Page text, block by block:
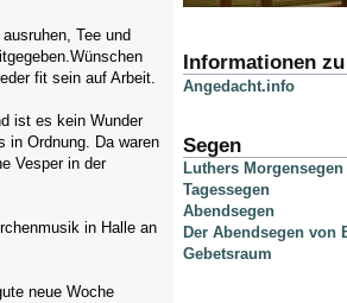
Tee und
fit sein auf Arbeit.
ist es kein Wunder
in Ordnung. Da waren
Vesper in der
in Halle an
neue Woche
Informationen
Angedacht.info
Segen
Luthers Morgensegen
Tagessegen
Abendsegen
Der Abendsegen von
Gebetsraum